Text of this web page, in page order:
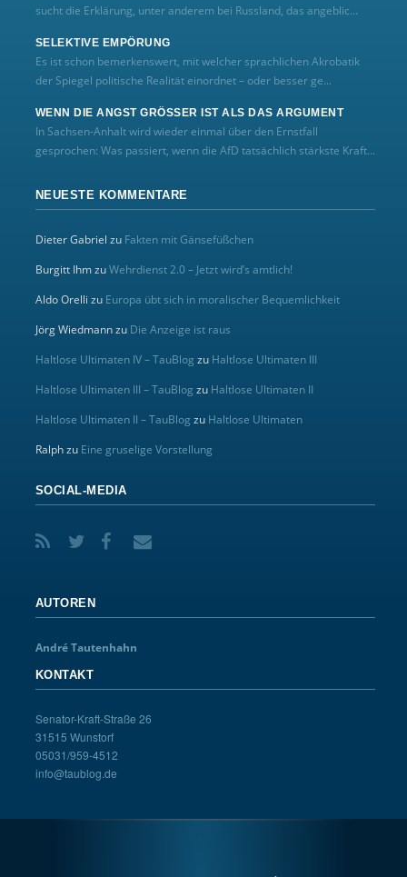
sucht die Erklärung, unter anderem bei Russland, das angeblic...
SELEKTIVE EMPÖRUNG
Es ist schon bemerkenswert, mit welcher sprachlichen Akrobatik
der Spiegel politische Realität einordnet – oder besser ge...
WENN DIE ANGST GRÖSSER IST ALS DAS ARGUMENT
In Sachsen-Anhalt wird wieder einmal über den Ernstfall
gesprochen: Was passiert, wenn die AfD tatsächlich stärkste Kraft...
NEUESTE KOMMENTARE
Dieter Gabriel zu Fakten mit Gänsefüßchen
Burgitt IhmzuWehrdienst 2.0 – Jetzt wird’s amtlich!
Aldo Orelli zu Europa übt sich in moralischer Bequemlichkeit
Jörg Wiedmannzu Die Anzeige ist raus
Haltlose Ultimaten IV – TauBlog zu Haltlose Ultimaten III
Haltlose Ultimaten III – TauBlog zu Haltlose Ultimaten II
Haltlose Ultimaten II – TauBlog zu Haltlose Ultimaten
Ralphzu Eine gruselige Vorstellung
SOCIAL-MEDIA
AUTOREN
André Tautenhahn
KONTAKT
Senator-Kraft-Straße 26
31515 Wunstorf
05031/959-4512
info@taublog.de